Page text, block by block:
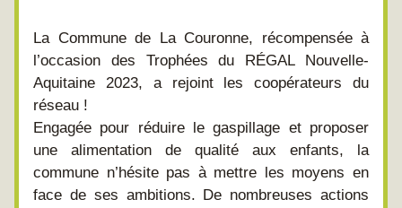
La Commune de La Couronne, récompensée à
l’occasion des Trophées du RÉGAL Nouvelle-
Aquitaine 2023, a rejoint les coopérateurs du
réseau !
Engagée pour réduire le gaspillage et proposer
une alimentation de qualité aux enfants, la
commune n’hésite pas à mettre les moyens en
face de ses ambitions. De nombreuses actions